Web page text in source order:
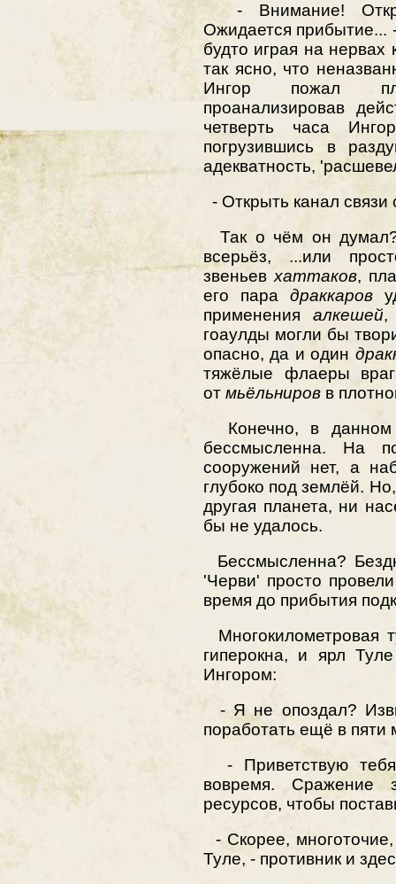
- Внимание!
Ожидается прибытие...
будто играя на
так ясно, что
Ингор пожал
проанализировав
четверть часа
погрузившись в
адекватность,
- Открыть канал
Так о чём он
всерьёз, ...или
звеньевхаттаков,
его пара драккаров
примененияалкешей,
гоаулды могли бы
опасно, да и один
тяжёлые флаеры
от мьёльниров в
Конечно, в данном
бессмысленна. На
сооружений нет, а
глубоко под землёй.
другая планета, ни
бы не удалось.
Бессмысленна?
'Черви' просто провели
время до прибытия
Многокилометровая
гиперокна, и ярл
Ингором:
- Я не опоздал?
поработать ещё в пяти
- Приветствую
вовремя.
ресурсов, чтобы
- Скорее,
Туле, - противник и